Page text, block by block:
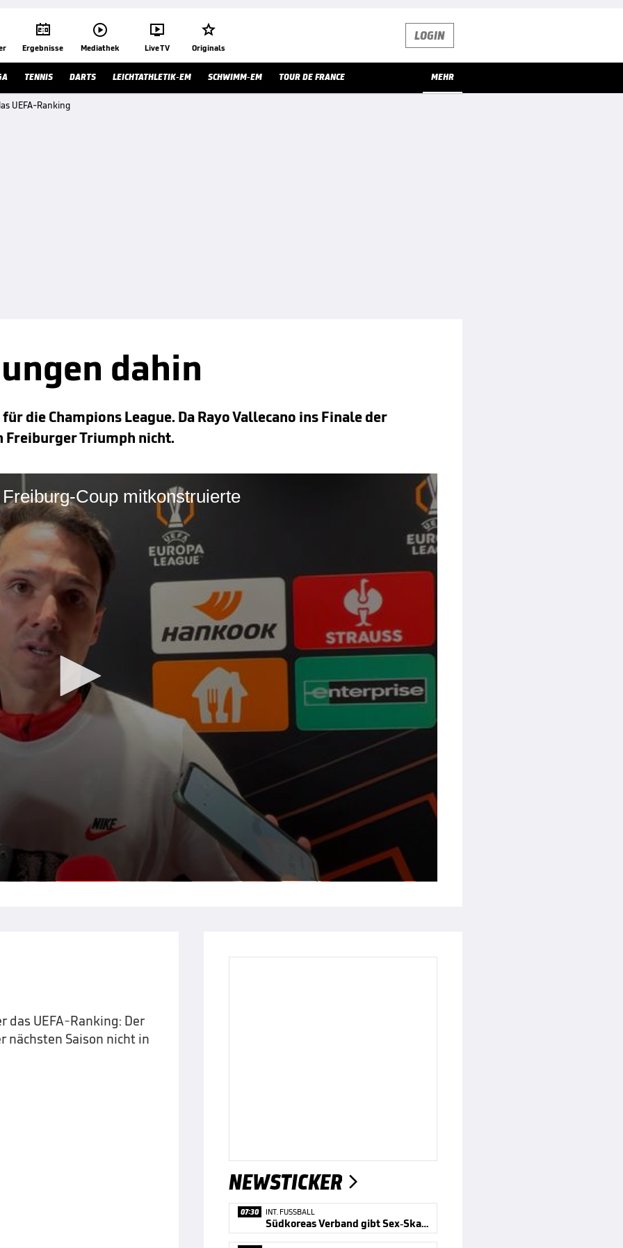

Ergebnisse

Mediathek

Live TV

Originals
LOGIN
TENNIS DARTS LEICHTATHLETIK-EM SCHWIMM-EM TOUR DE FRANCE MEHR
UEFA-Ranking
dahin
die Champions League. Da Rayo Vallecano ins Finale der
Freiburger Triumph nicht.
Coup mitkonstruierte
das UEFA-Ranking: Der
Saison nicht in
NEWSTICKER 
07:30 INT. FUSSBALL
Südkoreas Verband gibt Sex-Skandal zu